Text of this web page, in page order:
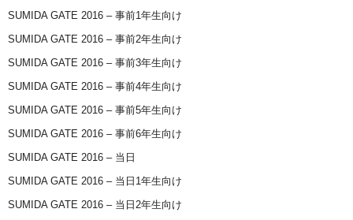
SUMIDA GATE 2016 – 事前1年生向け
SUMIDA GATE 2016 – 事前2年生向け
SUMIDA GATE 2016 – 事前3年生向け
SUMIDA GATE 2016 – 事前4年生向け
SUMIDA GATE 2016 – 事前5年生向け
SUMIDA GATE 2016 – 事前6年生向け
SUMIDA GATE 2016 – 当日
SUMIDA GATE 2016 – 当日1年生向け
SUMIDA GATE 2016 – 当日2年生向け